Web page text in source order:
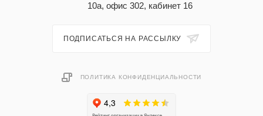
10а, офис 302, кабинет 16
ПОДПИСАТЬСЯ НА РАССЫЛКУ
ПОЛИТИКА КОНФИДЕНЦИАЛЬНОСТИ